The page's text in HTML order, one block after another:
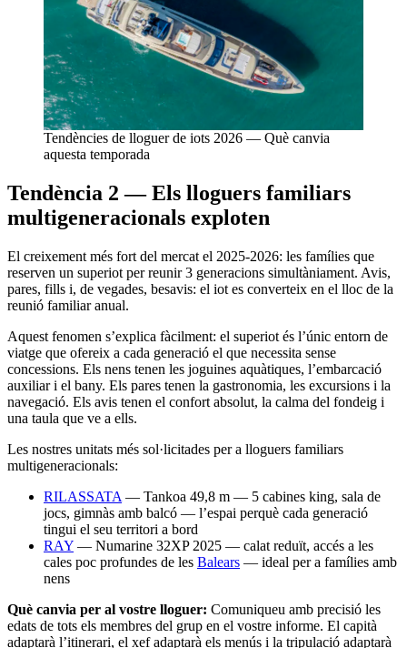
Tendències de lloguer de iots 2026 — Què canvia
aquesta temporada
Tendència 2 — Els lloguers familiars
multigeneracionals exploten
El creixement més fort del mercat el 2025-2026: les famílies que
reserven un superiot per reunir 3 generacions simultàniament. Avis,
pares, fills i, de vegades, besavis: el iot es converteix en el lloc de la
reunió familiar anual.
Aquest fenomen s’explica fàcilment: el superiot és l’únic entorn de
viatge que ofereix a cada generació el que necessita sense
concessions. Els nens tenen les joguines aquàtiques, l’embarcació
auxiliar i el bany. Els pares tenen la gastronomia, les excursions i la
navegació. Els avis tenen el confort absolut, la calma del fondeig i
una taula que ve a ells.
Les nostres unitats més sol·licitades per a lloguers familiars
multigeneracionals:
RILASSATA — Tankoa 49,8 m — 5 cabines king, sala de
jocs, gimnàs amb balcó — l’espai perquè cada generació
tingui el seu territori a bord
RAY — Numarine 32XP 2025 — calat reduït, accés a les
cales poc profundes de les Balears — ideal per a famílies amb
nens
Què canvia per al vostre lloguer: Comuniqueu amb precisió les
edats de tots els membres del grup en el vostre informe. El capità
adaptarà l’itinerari, el xef adaptarà els menús i la tripulació adaptarà